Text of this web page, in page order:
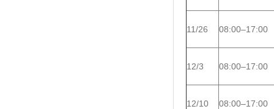
11/26 08:00–17:00
12/3 08:00–17:00
12/10 08:00–17:00